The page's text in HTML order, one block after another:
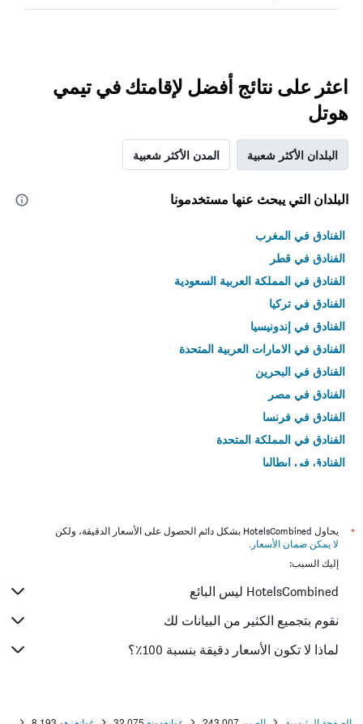
اعثر على نتائج أفضل لإقامتك في تيمي
هوتل
البلدان الأكثر شعبية المدن الأكثر شعبية
البلدان التي يبحث عنها مستخدمونا
الفنادق في المغرب
الفنادق في قطر
الفنادق في المملكة العربية السعودية
الفنادق في تركيا
الفنادق في إندونيسيا
الفنادق في الامارات العربية المتحدة
الفنادق في البحرين
الفنادق في مصر
الفنادق في فرنسا
الفنادق في المملكة المتحدة
الفنادق في إيطاليا
*
يحاول HotelsCombined بشكل دائم الحصول على الأسعار الدقيقة، ولكن
لا يمكن ضمان الأسعار .
إليك السبب:
HotelsCombined ليس البائع
نقوم بتجميع الكثير من البيانات لك
لماذا لا تكون الأسعار دقيقة بنسبة 100٪؟